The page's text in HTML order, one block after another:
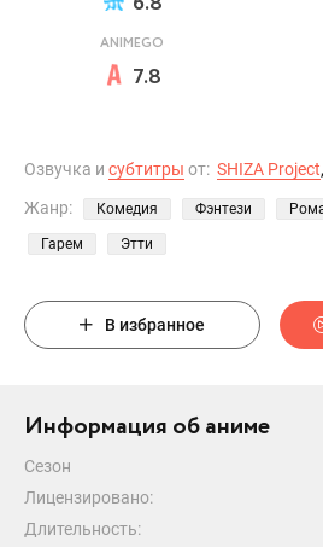
ANIMEGO
7.8
Озвучка и субтитры от: SHIZA Project,
Жанр:
Комедия Фэнтези
Гарем Этти
В избранное
Информация об аниме
Сезон
Лицензировано:
Длительность: